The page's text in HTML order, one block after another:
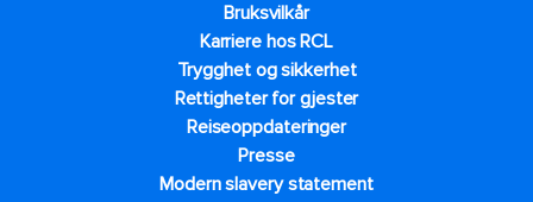
Bruksvilkår
Karriere hos RCL
Trygghet og sikkerhet​
Rettigheter for gjester
Reiseoppdateringer
Presse
Modern slavery statement